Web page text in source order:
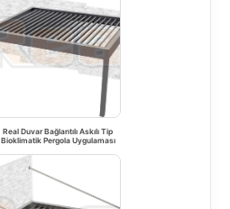
Real Duvar Bağlantılı Askılı Tip
Bioklimatik Pergola Uygulaması